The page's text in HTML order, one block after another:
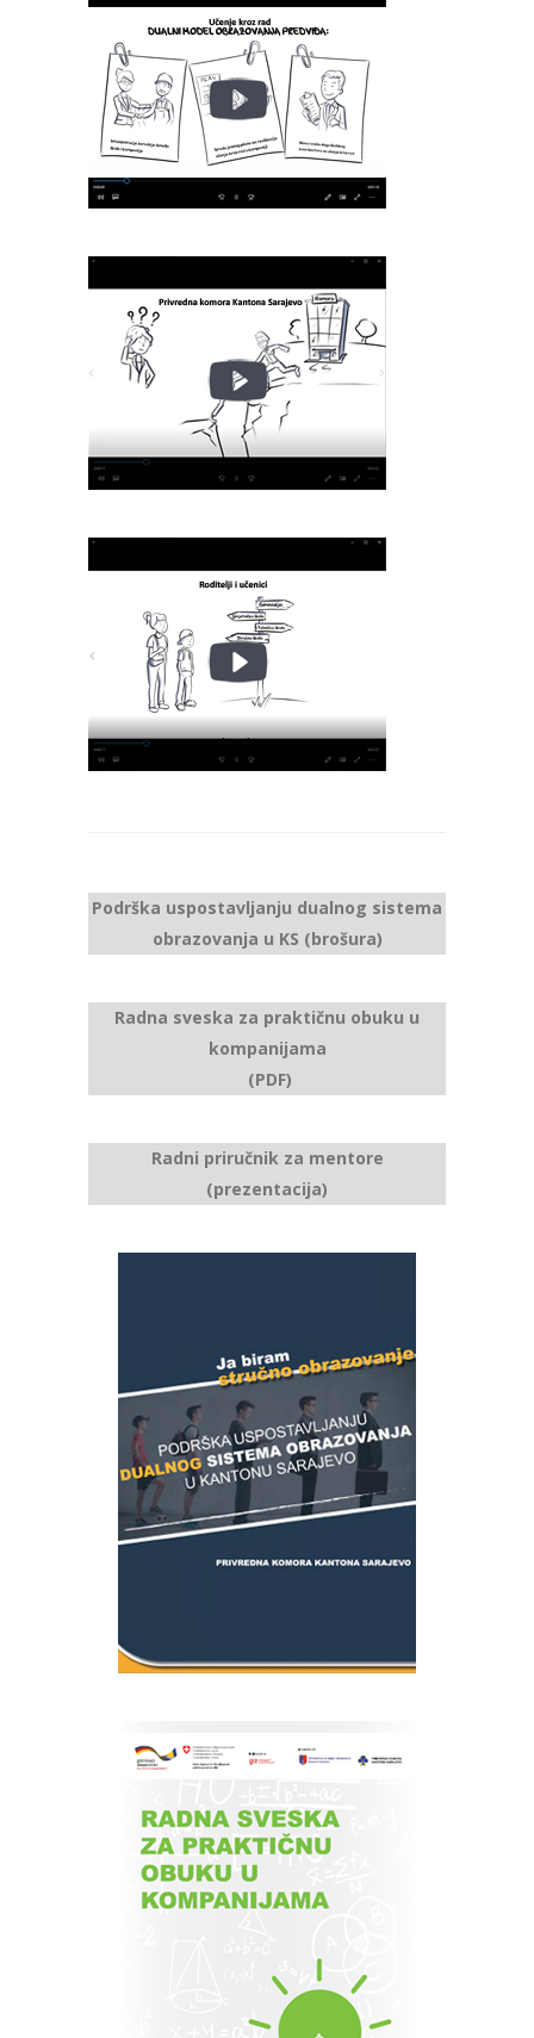
Podrška uspostavljanju dualnog sistema
obrazovanja u KS (brošura)
Radna sveska za praktičnu obuku u
kompanijama
(PDF)
Radni priručnik za mentore
(prezentacija)